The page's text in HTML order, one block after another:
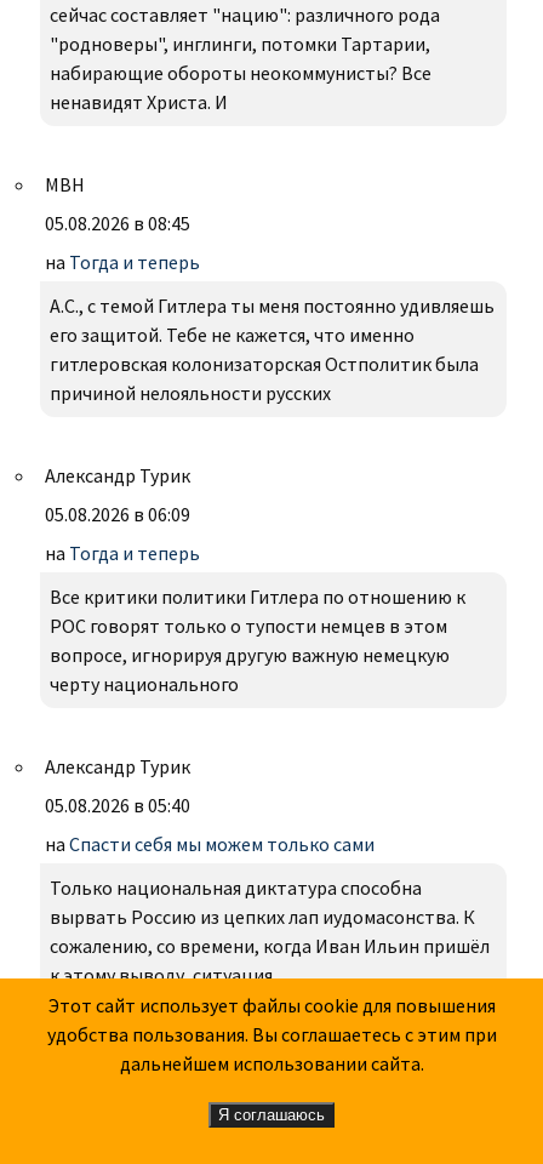
сейчас составляет "нацию": различного рода
"родноверы", инглинги, потомки Тартарии,
набирающие обороты неокоммунисты? Все
ненавидят Христа. И
МВН
05.08.2026 в 08:45
на Тогда и теперь
А.С., с темой Гитлера ты меня постоянно удивляешь
его защитой. Тебе не кажется, что именно
гитлеровская колонизаторская Остполитик была
причиной нелояльности русских
Александр Турик
05.08.2026 в 06:09
на Тогда и теперь
Все критики политики Гитлера по отношению к
РОС говорят только о тупости немцев в этом
вопросе, игнорируя другую важную немецкую
черту национального
Александр Турик
05.08.2026 в 05:40
на Спасти себя мы можем только сами
Только национальная диктатура способна
вырвать Россию из цепких лап иудомасонства. К
сожалению, со времени, когда Иван Ильин пришёл
к этому выводу, ситуация
Этот сайт использует файлы cookie для повышения
удобства пользования. Вы соглашаетесь с этим при
дальнейшем использовании сайта.
Я соглашаюсь